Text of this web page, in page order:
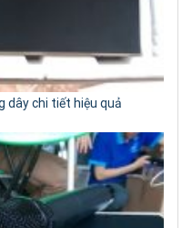
dây chi tiết hiệu quả